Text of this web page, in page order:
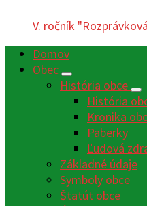
V. ročník
Domov
Obec
História obce
História
Kronika
Paberky
Ľudová
Základné údaje
Symboly obce
Štatút obce